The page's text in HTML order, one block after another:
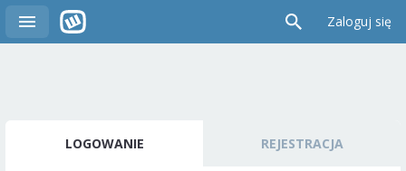
Zaloguj się
LOGOWANIE REJESTRACJA